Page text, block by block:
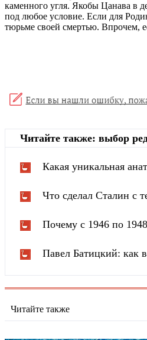
каменного угля. Якобы Цанава в
под любое условие. Если для
тюрьме своей смертью. Впрочем,
Читайте также: выбор
Какая уникальная
Что сделал Сталин с
Почему с 1946 по
Павел Батицкий: как
Читайте также